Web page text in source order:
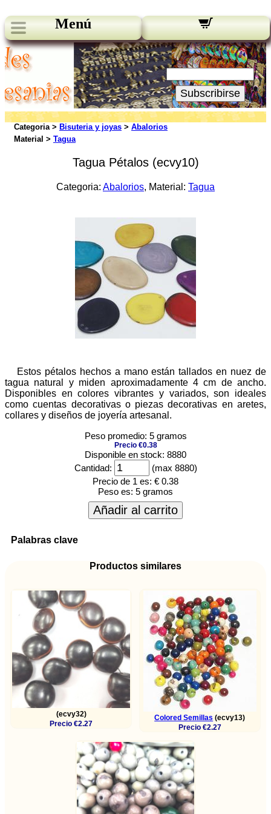
Menú
Novedades:
Su Email:
Subscribirse
Categoria > Bisuteria y joyas > Abalorios
Material > Tagua
Tagua Pétalos (ecvy10)
Categoria: Abalorios, Material: Tagua
Estos pétalos hechos a mano están tallados en nuez de
tagua natural y miden aproximadamente 4 cm de ancho.
Disponibles en colores vibrantes y variados, son ideales
como cuentas decorativas o piezas decorativas en aretes,
collares y diseños de joyería artesanal.
Peso promedio: 5 gramos
Precio €0.38
Disponible en stock: 8880
Cantidad:
(max 8880)
Precio de 1 es: € 0.38
Peso es: 5 gramos
Añadir al carrito
Palabras clave
Productos similares
(ecvy32)
Precio €2.27
Colored Semillas (ecvy13)
Precio €2.27